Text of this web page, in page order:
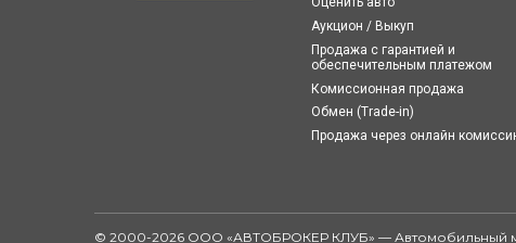
Аукцион / Выкуп
Продажа с гарантией и
обеспечительным платежом
Комиссионная продажа
Обмен (Trade-in)
Продажа через онлайн
© 2000-2026 ООО «АВТОБРОКЕР КЛУБ» — Автомобильный